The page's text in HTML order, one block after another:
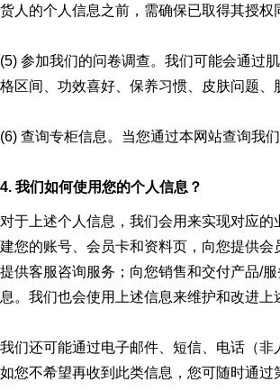
货人的个人信息之前，需确保已取得其授权
(5) 参加我们的问卷调查。我们可能会通过
格区间、功效喜好、保养习惯、皮肤问题
(6) 查询专柜信息。当您通过本网站查询我
4. 我们如何使用您的个人信息？
对于上述个人信息，我们会用来实现对应
建您的账号、会员卡和资料页，向您提供
提供客服咨询服务；向您销售和交付产品/
息。我们也会使用上述信息来维护和改进
我们还可能通过电子邮件、短信、电话（
如您不希望再收到此类信息，您可随时通